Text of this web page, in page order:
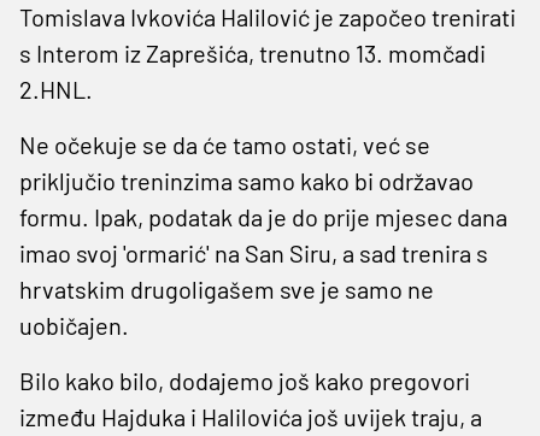
Tomislava Ivkovića Halilović je započeo trenirati
s Interom iz Zaprešića, trenutno 13. momčadi
2.HNL.
Ne očekuje se da će tamo ostati, već se
priključio treninzima samo kako bi održavao
formu. Ipak, podatak da je do prije mjesec dana
imao svoj 'ormarić' na San Siru, a sad trenira s
hrvatskim drugoligašem sve je samo ne
uobičajen.
Bilo kako bilo, dodajemo još kako pregovori
između Hajduka i Halilovića još uvijek traju, a